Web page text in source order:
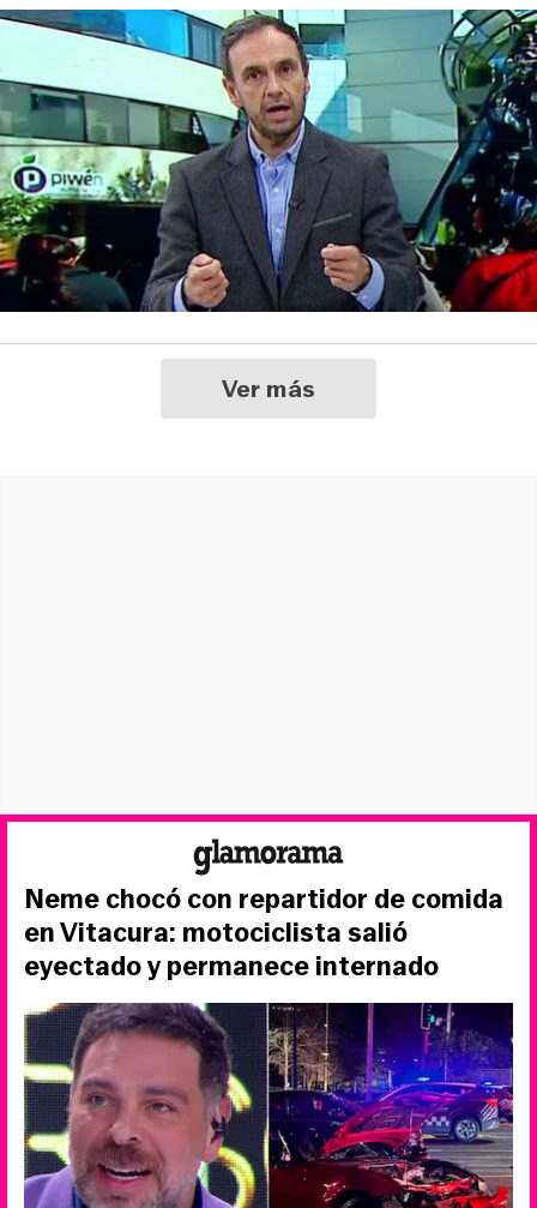
Ver más
Neme chocó con repartidor de comida
en Vitacura: motociclista salió
eyectado y permanece internado